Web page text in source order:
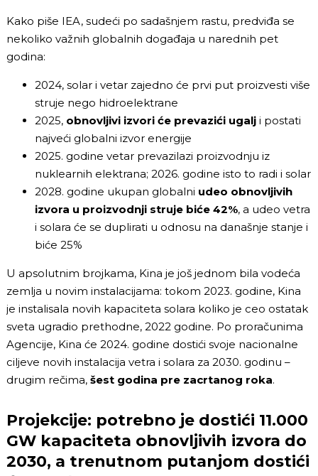
Kako piše IEA, sudeći po sadašnjem rastu, predviđa se
nekoliko važnih globalnih događaja u narednih pet
godina:
2024, solar i vetar zajedno će prvi put proizvesti više
struje nego hidroelektrane
2025, obnovljivi izvori će prevazići ugalj i postati
najveći globalni izvor energije
2025. godine vetar prevazilazi proizvodnju iz
nuklearnih elektrana; 2026. godine isto to radi i solar
2028. godine ukupan globalni udeo obnovljivih
izvora u proizvodnji struje biće 42%, a udeo vetra
i solara će se duplirati u odnosu na današnje stanje i
biće 25%
U apsolutnim brojkama, Kina je još jednom bila vodeća
zemlja u novim instalacijama: tokom 2023. godine, Kina
je instalisala novih kapaciteta solara koliko je ceo ostatak
sveta ugradio prethodne, 2022 godine. Po proračunima
Agencije, Kina će 2024. godine dostići svoje nacionalne
ciljeve novih instalacija vetra i solara za 2030. godinu –
drugim rečima, šest godina pre zacrtanog roka.
Projekcije: potrebno je dostići 11.000
GW kapaciteta obnovljivih izvora do
2030, a trenutnom putanjom dostići